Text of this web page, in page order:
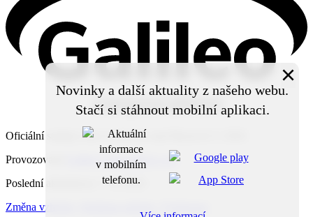
Novinky a další aktuality z našeho webu.
Stačí si stáhnout mobilní aplikaci.
×
Oficiální stránky obce Leskovec nad Moravicí © 2026
Provozovatel
Galileo Corporation s.r.o.
Poslední aktualizace: 7. 8. 2026
Změna vzhledu